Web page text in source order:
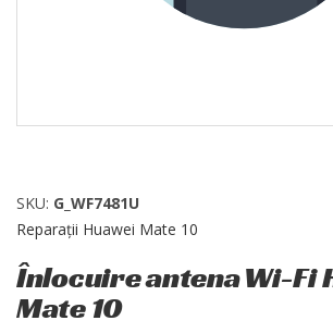
SKU: G_WF7481U
Reparații Huawei Mate 10
Înlocuire antena Wi-Fi
Mate 10